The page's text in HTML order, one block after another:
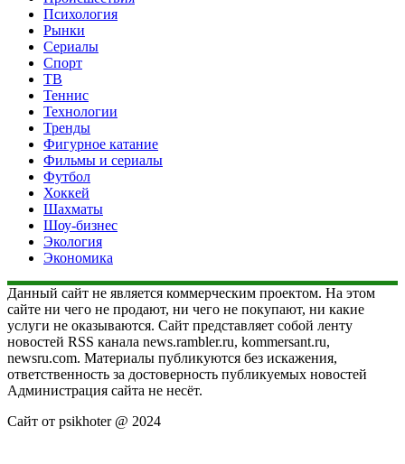
Психология
Рынки
Сериалы
Спорт
ТВ
Теннис
Технологии
Тренды
Фигурное катание
Фильмы и сериалы
Футбол
Хоккей
Шахматы
Шоу-бизнес
Экология
Экономика
Данный сайт не является коммерческим проектом. На этом
сайте ни чего не продают, ни чего не покупают, ни какие
услуги не оказываются. Сайт представляет собой ленту
новостей RSS канала news.rambler.ru, kommersant.ru,
newsru.com. Материалы публикуются без искажения,
ответственность за достоверность публикуемых новостей
Администрация сайта не несёт.
Сайт от psikhoter @ 2024